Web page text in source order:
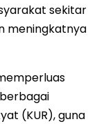
sekitar
meningkatnya
(KUR), guna